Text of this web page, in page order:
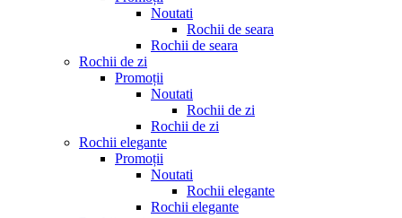
Noutati
Rochii de seara
Rochii de seara
Rochii de zi
Promoții
Noutati
Rochii de zi
Rochii de zi
Rochii elegante
Promoții
Noutati
Rochii elegante
Rochii elegante